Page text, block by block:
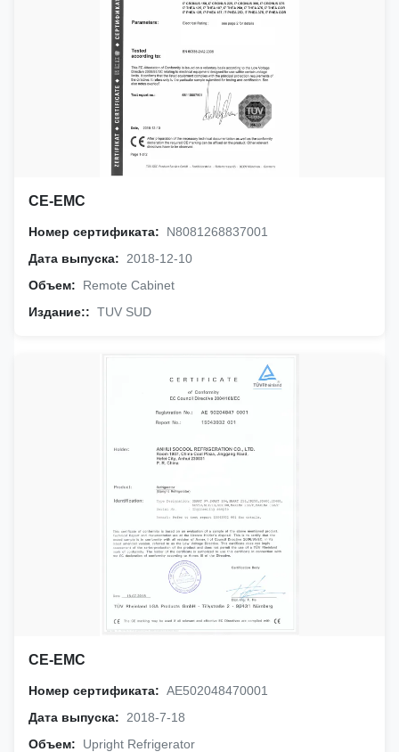
CE-EMC
Номер сертификата:
N8081268837001
Дата выпуска:
2018-12-10
Объем:
Remote Cabinet
Издание:: TUV SUD
CE-EMC
Номер сертификата: AE502048470001
Дата выпуска:
2018-7-18
Объем:
Upright Refrigerator